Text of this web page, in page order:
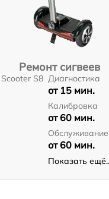
Ремонт сигвеев
S8 Диагностика
от 15 мин.
Калибровка
от 60 мин.
Обслуживание
от 60 мин.
Показать